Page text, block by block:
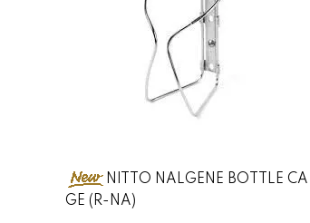
NITTO NALGENE BOTTLE CA
GE (R-NA)